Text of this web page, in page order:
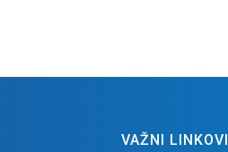
VAŽNI LINKOVI